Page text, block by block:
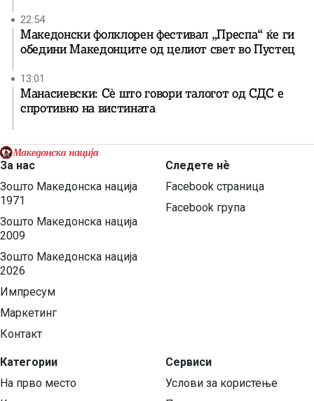
22:54
Македонски фолклорен фестивал „Преспа“ ќе ги
обедини Македонците од целиот свет во Пустец
13:01
Манасиевски: Сè што говори талогот од СДС е
спротивно на вистината
За нас
Зошто Македонска нација
1971
Зошто Македонска нација
2009
Зошто Македонска нација
2026
Импресум
Маркетинг
Контакт
Категории
На прво место
Следете нѐ
Facebook страница
Facebook група
Сервиси
Услови за користење